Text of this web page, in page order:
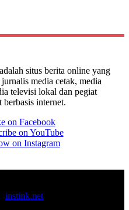
situs berita online yang
media cetak, media
televisi lokal dan pegiat
berbasis internet.
on Facebook
on YouTube
on Instagram
instink.net